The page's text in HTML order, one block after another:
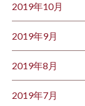
2019年10月
2019年9月
2019年8月
2019年7月